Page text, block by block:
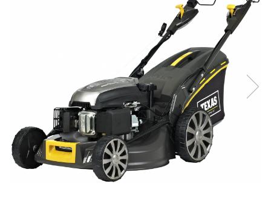
Baghete si Electrozi sudura
Pistolete sudura MIG/MAG
Pistolete sudura TIG/WIG
Pistolete taiere cu plasma